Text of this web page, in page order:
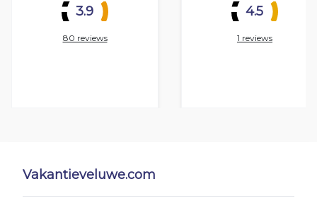
Vakantieveluwe.com
3.9
80 reviews
4.5
1 reviews